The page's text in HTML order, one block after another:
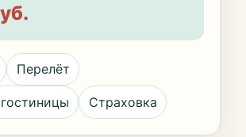
Перелёт
Страховка